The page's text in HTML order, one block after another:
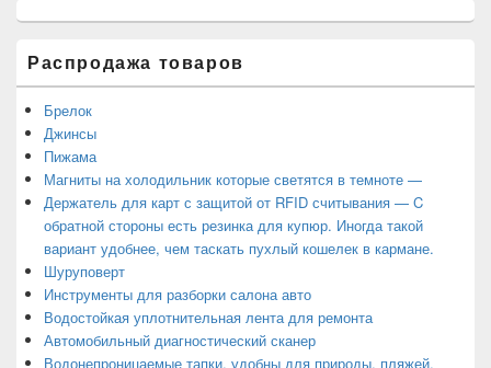
Распродажа товаров
Брелок
Джинсы
Пижама
Магниты на холодильник которые светятся в темноте —
Держатель для карт с защитой от RFID считывания — C
обратной стороны есть резинка для купюр. Иногда такой
вариант удобнее, чем таскать пухлый кошелек в кармане.
Шуруповерт
Инструменты для разборки салона авто
Водостойкая уплотнительная лента для ремонта
Автомобильный диагностический сканер
Водонепроницаемые тапки, удобны для природы, пляжей,